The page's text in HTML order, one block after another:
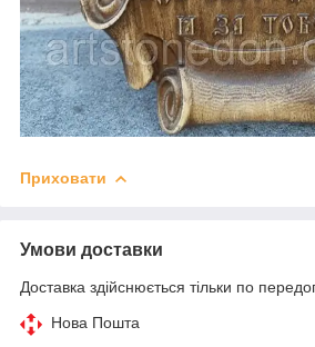
Приховати
Умови доставки
Доставка здійснюється тільки по
Нова Пошта